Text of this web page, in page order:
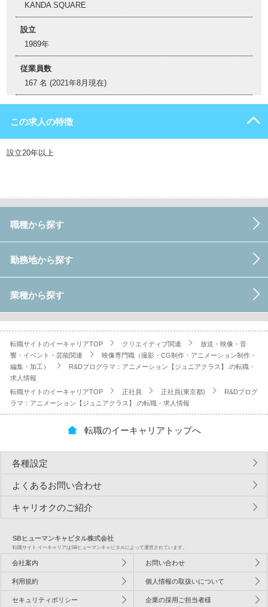
KANDA SQUARE
設立
1989年
従業員数
167 名 (2021年8月現在)
この求人の特徴
設立20年以上
職種から探す
勤務地から探す
業種から探す
転職サイトのイーキャリアTOP クリエイティブ関連
放送・映像・音
響・イベント・芸能関連
映像専門職（撮影・CG制作・アニメーション制作・
編集・加工）
R&Dプログラマ：アニメーション【ジュニアクラス】.の転職・
求人情報
転職サイトのイーキャリアTOP
正社員 正社員(東京都)
R&Dプログ
ラマ：アニメーション【ジュニアクラス】.の転職・求人情報
転職のイーキャリアトップへ
各種設定
よくあるお問い合わせ
キャリオクのご紹介
SBヒューマンキャピタル株式会社
転職サイト イーキャリアはSBヒューマンキャピタルによって運営されています。
会社案内 お問い合わせ
利用規約 個人情報の取扱いについて
セキュリティポリシー 企業の採用ご担当者様